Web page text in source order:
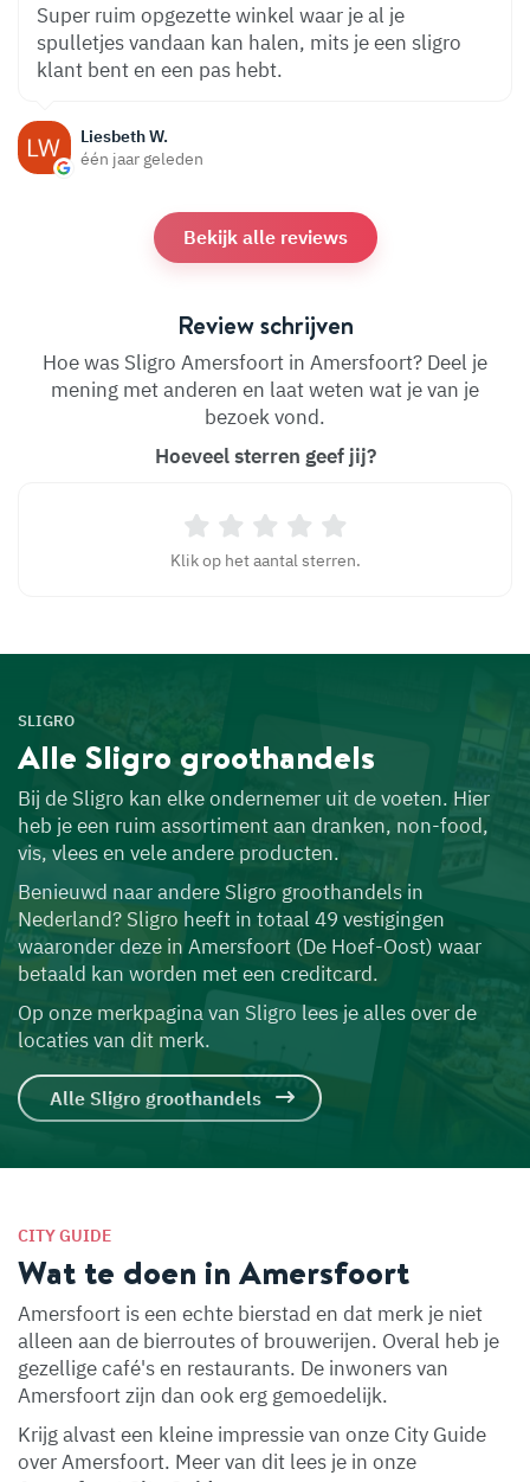
Liesbeth W.
één jaar geleden
Super ruim opgezette winkel waar je al je
spulletjes vandaan kan halen, mits je een sligro
klant bent en een pas hebt.
Bekijk alle reviews
Review schrijven
Hoe was Sligro Amersfoort in Amersfoort? Deel je
mening met anderen en laat weten wat je van je
bezoek vond.
Hoeveel sterren geef jij?
Klik op het aantal sterren.
SLIGRO
Alle Sligro groothandels
Bij de Sligro kan elke ondernemer uit de voeten. Hier
heb je een ruim assortiment aan dranken, non-food,
vis, vlees en vele andere producten.
Benieuwd naar andere Sligro groothandels in
Nederland? Sligro heeft in totaal 49 vestigingen
waaronder deze in Amersfoort (De Hoef-Oost) waar
betaald kan worden met een creditcard.
Op onze merkpagina van Sligro lees je alles over de
locaties van dit merk.
Alle Sligro groothandels
CITY GUIDE
Wat te doen in Amersfoort
Amersfoort is een echte bierstad en dat merk je niet
alleen aan de bierroutes of brouwerijen. Overal heb je
gezellige café's en restaurants. De inwoners van
Amersfoort zijn dan ook erg gemoedelijk.
Krijg alvast een kleine impressie van onze City Guide
over Amersfoort. Meer van dit lees je in onze